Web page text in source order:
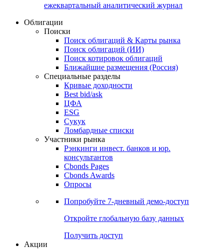
ежеквартальный аналитический журнал
Облигации
Поиски
Поиск облигаций & Карты рынка
Поиск облигаций (ИИ)
Поиск котировок облигаций
Ближайшие размещения (Россия)
Специальные разделы
Кривые доходности
Best bid/ask
ЦФА
ESG
Сукук
Ломбардные списки
Участники рынка
Рэнкинги инвест. банков и юр.
консультантов
Cbonds Pages
Cbonds Awards
Опросы
Попробуйте 7-дневный демо-доступ
Откройте глобальную базу данных
Получить доступ
Акции